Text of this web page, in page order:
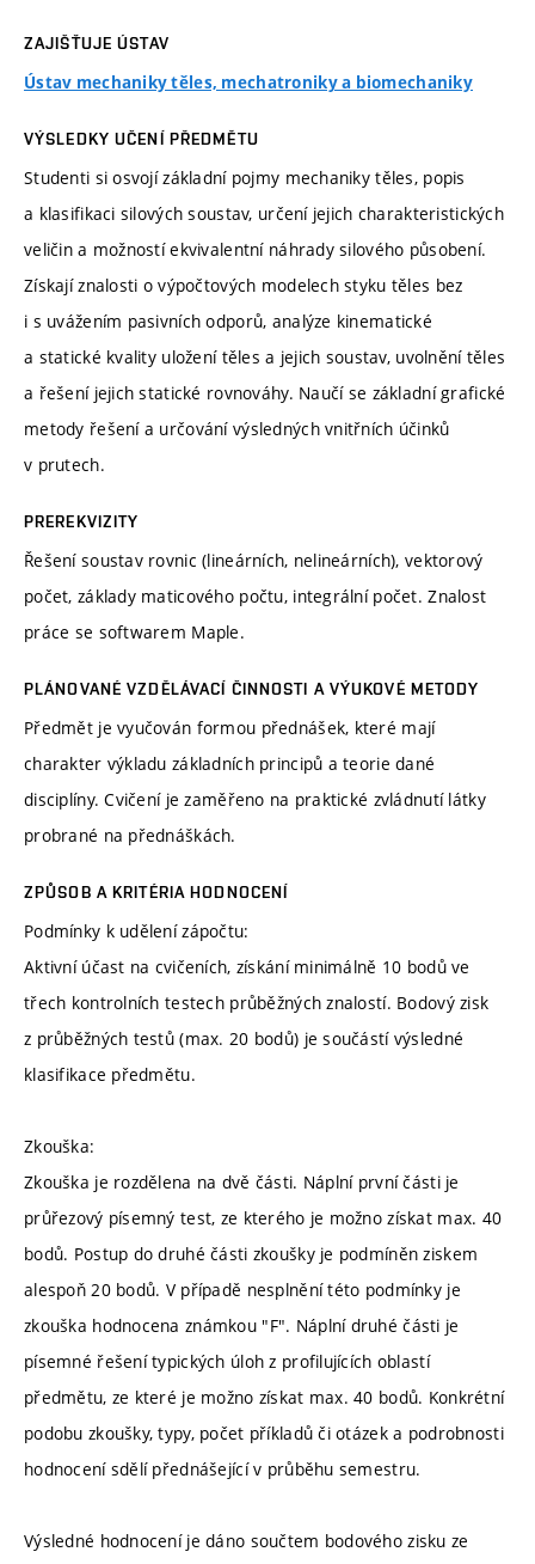
ZAJIŠŤUJE ÚSTAV
Ústav mechaniky těles, mechatroniky a biomechaniky
VÝSLEDKY UČENÍ PŘEDMĚTU
Studenti si osvojí základní pojmy mechaniky těles, popis
a klasifikaci silových soustav, určení jejich charakteristických
veličin a možností ekvivalentní náhrady silového působení.
Získají znalosti o výpočtových modelech styku těles bez
i s uvážením pasivních odporů, analýze kinematické
a statické kvality uložení těles a jejich soustav, uvolnění těles
a řešení jejich statické rovnováhy. Naučí se základní grafické
metody řešení a určování výsledných vnitřních účinků
v prutech.
PREREKVIZITY
Řešení soustav rovnic (lineárních, nelineárních), vektorový
počet, základy maticového počtu, integrální počet. Znalost
práce se softwarem Maple.
PLÁNOVANÉ VZDĚLÁVACÍ ČINNOSTI A VÝUKOVÉ METODY
Předmět je vyučován formou přednášek, které mají
charakter výkladu základních principů a teorie dané
disciplíny. Cvičení je zaměřeno na praktické zvládnutí látky
probrané na přednáškách.
ZPŮSOB A KRITÉRIA HODNOCENÍ
Podmínky k udělení zápočtu:
Aktivní účast na cvičeních, získání minimálně 10 bodů ve
třech kontrolních testech průběžných znalostí. Bodový zisk
z průběžných testů (max. 20 bodů) je součástí výsledné
klasifikace předmětu.
Zkouška:
Zkouška je rozdělena na dvě části. Náplní první části je
průřezový písemný test, ze kterého je možno získat max. 40
bodů. Postup do druhé části zkoušky je podmíněn ziskem
alespoň 20 bodů. V případě nesplnění této podmínky je
zkouška hodnocena známkou "F". Náplní druhé části je
písemné řešení typických úloh z profilujících oblastí
předmětu, ze které je možno získat max. 40 bodů. Konkrétní
podobu zkoušky, typy, počet příkladů či otázek a podrobnosti
hodnocení sdělí přednášející v průběhu semestru.
Výsledné hodnocení je dáno součtem bodového zisku ze